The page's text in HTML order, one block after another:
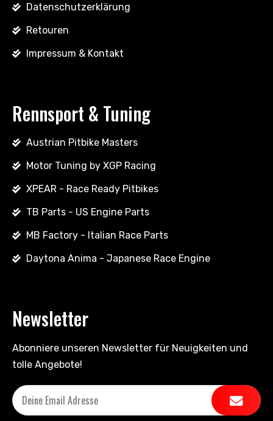
Datenschutzerklärung
Retouren
Impressum & Kontakt
Rennsport & Tuning
Austrian Pitbike Masters
Motor Tuning by XGP Racing
XPEAR - Race Ready Pitbikes
TB Parts - US Engine Parts
MB Factory - Italian Race Parts
Daytona Anima - Japanese Race Engine
Newsletter
Abonniere unseren Newsletter für Neuigkeiten und
tolle Angebote!